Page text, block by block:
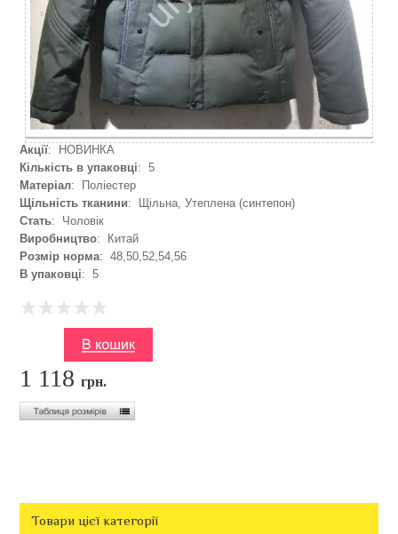
Акції: НОВИНКА
Кількість в упаковці: 5
Матеріал: Поліестер
Щільність тканини: Щільна, Утеплена (синтепон)
Стать: Чоловік
Виробництво: Китай
Розмір норма: 48,50,52,54,56
В упаковці: 5
1 118грн.
Товари цієї категорії